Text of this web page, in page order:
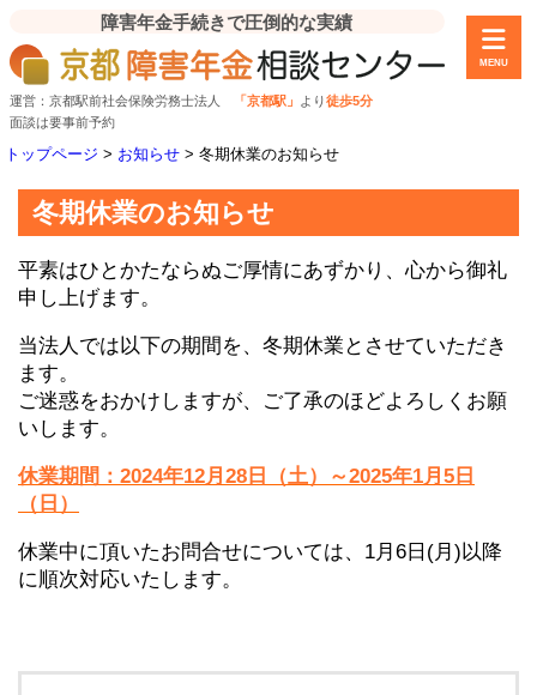
障害年金手続きで圧倒的な実績
運営：京都駅前社会保険労務士法人 「京都駅」 より徒歩5分
面談は要事前予約
MENU
トップページ > お知らせ >冬期休業のお知らせ
冬期休業のお知らせ
平素はひとかたならぬご厚情にあずかり、心から御礼
申し上げます。
当法人では以下の期間を、冬期休業とさせていただき
ます。
ご迷惑をおかけしますが、ご了承のほどよろしくお願
いします。
休業期間：2024年12月28日（土）～2025年1月5日
（日）
休業中に頂いたお問合せについては、1月6日(月)以降
に順次対応いたします。